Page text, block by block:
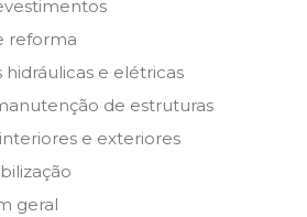
reforma
hidráulicas e elétricas
de estruturas
e exteriores
geral